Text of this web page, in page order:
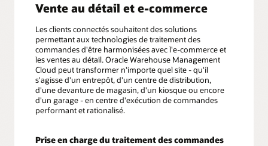
Vente au détail et e-commerce
Les clients connectés souhaitent des solutions
permettant aux technologies de traitement des
commandes d'être harmonisées avec l'e-commerce et
les ventes au détail. Oracle Warehouse Management
Cloud peut transformer n'importe quel site - qu'il
s'agisse d'un entrepôt, d'un centre de distribution,
d'une devanture de magasin, d'un kiosque ou encore
d'un garage - en centre d'exécution de commandes
performant et rationalisé.
Prise en charge du traitement des commandes